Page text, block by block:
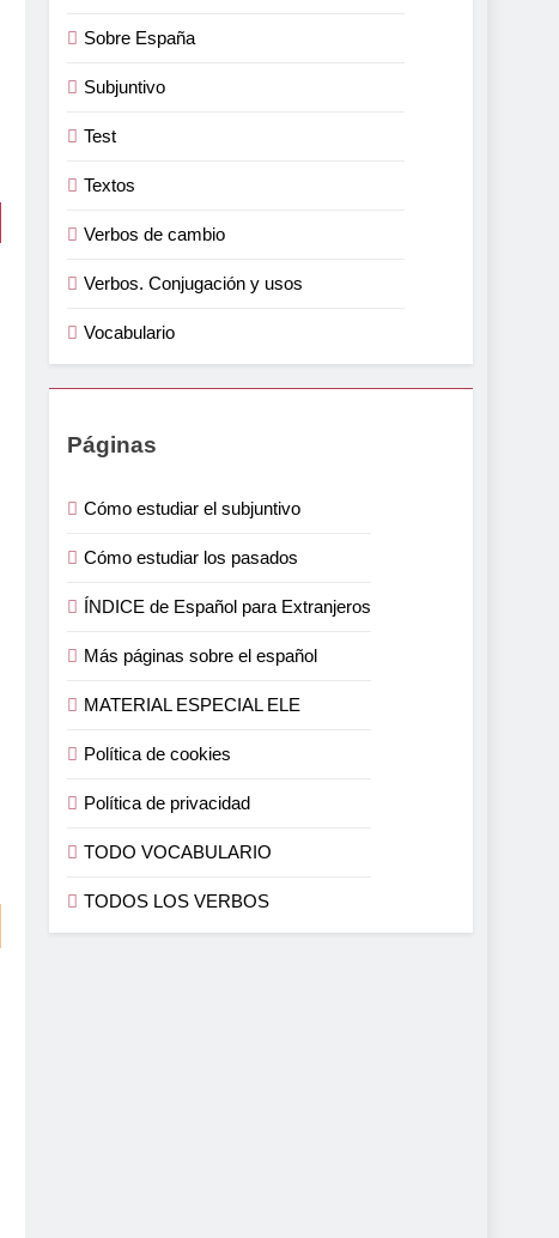
Sobre España
Subjuntivo
Test
Textos
Verbos de cambio
Verbos. Conjugación y usos
Vocabulario
Páginas
Cómo estudiar el subjuntivo
Cómo estudiar los pasados
ÍNDICE de Español para Extranjeros
Más páginas sobre el español
MATERIAL ESPECIAL ELE
Política de cookies
Política de privacidad
TODO VOCABULARIO
TODOS LOS VERBOS